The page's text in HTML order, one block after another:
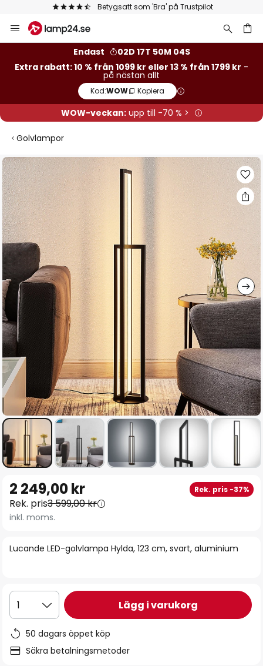
Betygsatt som 'Bra' på Trustpilot
Hoppa
till
Endast
02D 17T 50M 03S
Extra rabatt: 10 % från 1099 kr eller 13 % från 1799 kr -
på nästan allt
Kod:WOW Kopiera
WOW-veckan:upp till -70 % >
Golvlampor
Hoppa
till
slutet
av
bildgalleriet
till
början
av
Lucande LED-golvlampa Hylda, 123 cm, svart, aluminium
2 249,00 kr Rek. pris -37%
Rek. pris3 599,00 kr
inkl. moms.
1 Lägg i varukorg
50 dagars öppet köp
Säkra betalningsmetoder